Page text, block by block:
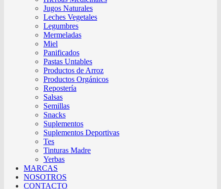
Jugos Naturales
Leches Vegetales
Legumbres
Mermeladas
Miel
Panificados
Pastas Untables
Productos de Arroz
Productos Orgánicos
Repostería
Salsas
Semillas
Snacks
Suplementos
Suplementos Deportivas
Tes
Tinturas Madre
Yerbas
MARCAS
NOSOTROS
CONTACTO